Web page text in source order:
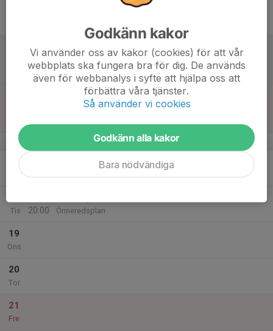
12:00
13:30
Match mot Sandarna BK Röd
Pojkar 2012(12 år) Grupp K Vår
Sannaplan 2
Match mot Stenkullen GoIK
Träningsmatcher
v.25
Tis
20:00
Önneredsplan
19
Ons
20
Tor
21
Fre
Godkänn kakor
Vi använder oss av kakor (cookies) för att vår
webbplats ska fungera bra för dig. De används
även för webbanalys i syfte att hjälpa oss att
förbättra våra tjänster.
Så använder vi cookies
Godkänn alla kakor
Bara nödvändiga